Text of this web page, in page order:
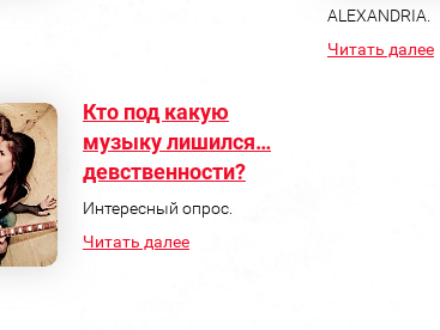
ALEXANDRIA.
Читать далее
Кто под какую
музыку лишился…
девственности?
Интересный опрос.
Читать далее